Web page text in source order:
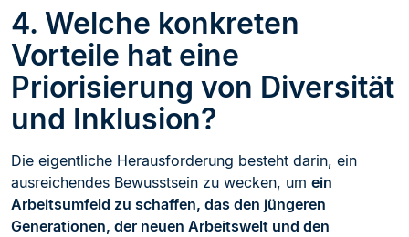
4. Welche konkreten
Vorteile hat eine
Priorisierung von Diversität
und Inklusion?
Die eigentliche Herausforderung besteht darin, ein
ausreichendes Bewusstsein zu wecken, um ein
Arbeitsumfeld zu schaffen, das den jüngeren
Generationen, der neuen Arbeitswelt und den